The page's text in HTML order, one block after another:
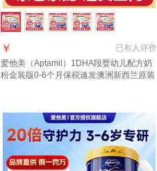
已有人评价
￥
爱他美（Aptamil）1DHA段婴幼儿配方奶
粉金装版0-6个月保税速发澳洲新西兰原装